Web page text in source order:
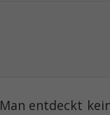
Man entdeckt